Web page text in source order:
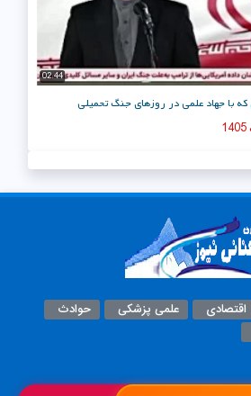
02:44
که با جهاد علمی در روزهای جنگ تحمیلی
اقتصادی علمی پزشکی
حوادث